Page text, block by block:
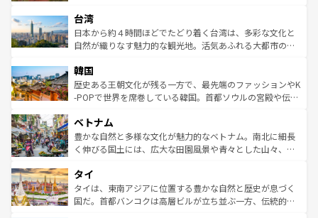
ならではの贅沢な旅のスタイルだ。 なお、新着のアメリカ
情報はコンテンツ一覧を参照してほしい。
れるおもてなしの心で訪れる人々を迎えてくれるハワイの
人々、おいしいローカルフードやハワイアンミュージッ
ク、伝統的なフラダンスなど、すべてがハワイの魅力を彩
ワイを、存分に味わってほしい。 なお、新着のハワイ情報
はコンテンツ一覧を参照してほしい。
リアリーフや大陸中央部にそびえるウルル（エアーズロッ
ク）、タスマニアの美しい原生林やケアンズの熱帯雨林な
ど、見どころがたくさん。また、カフェやワイン、オージ
いる。アクティビティも充実しており、サーフィンやダイ
ビング、ハイキングなど、アウトドア好きにはたまらな
い。オーストラリアの多彩な魅力を存分に味わいつくそ
参照してほしい。
台湾
日本から約４時間ほどでたどり着く台湾は、多彩な文化と
自然が織りなす魅力的な観光地。活気あふれる大都市の台
ン）、静ひつな山岳地帯である台湾東部など、都市の喧騒
と山間の静けさが共存しており、訪れる人に新しい発見と
驚きをもたらしてくれる。また、奥深い台湾の食文化も魅
容にもいいと評判のスイーツなど、バラエティ豊かな料理
が味わえる。 なお、新着の台湾情報は コンテンツ一覧を参
照してほしい。
韓国
歴史ある王朝文化が残る一方で、最先端のファッションやK
-POPで世界を席巻している韓国。首都ソウルの宮殿や伝統
き、地方に足を延ばせば四季折々の自然美を楽しむことが
できる。そして、キムチや焼肉、絶品のストリートフード
まで、さまざまな韓国料理が待っている。夜には、韓国な
リティに包まれながら、韓国の多彩な魅力を心ゆくまで味
わってみてほしい。 なお、新着の韓国情報はコンテンツ一
覧を参照してほしい。
ベトナム
豊かな自然と多様な文化が魅力的なベトナム。南北に細長
く伸びる国土には、広大な田園風景や青々とした山々、世
急速な発展と共に伝統が息づく。ハノイの古い町並みやホ
ーチミン市のフランス統治時代の建物も、独特の雰囲気を
醸し出している。また、バラエティの豊かさとおいしさで
タイ
タイは、東南アジアに位置する豊かな自然と歴史が息づく
国だ。首都バンコクは高層ビルが立ち並ぶ一方、伝統的な